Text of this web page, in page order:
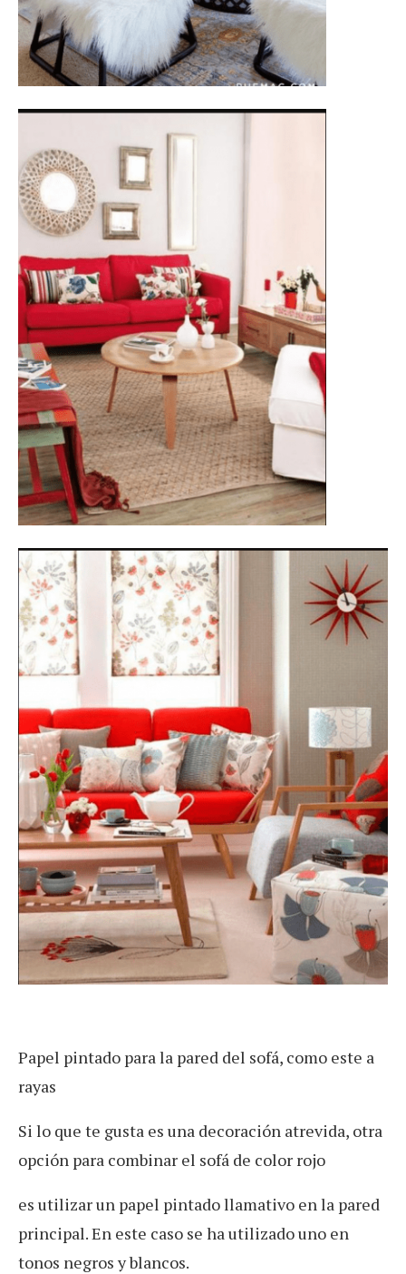
Papel pintado para la pared del sofá, como este a
rayas
Si lo que te gusta es una decoración atrevida, otra
opción para combinar el sofá de color rojo
es utilizar un papel pintado llamativo en la pared
principal. En este caso se ha utilizado uno en
tonos negros y blancos.